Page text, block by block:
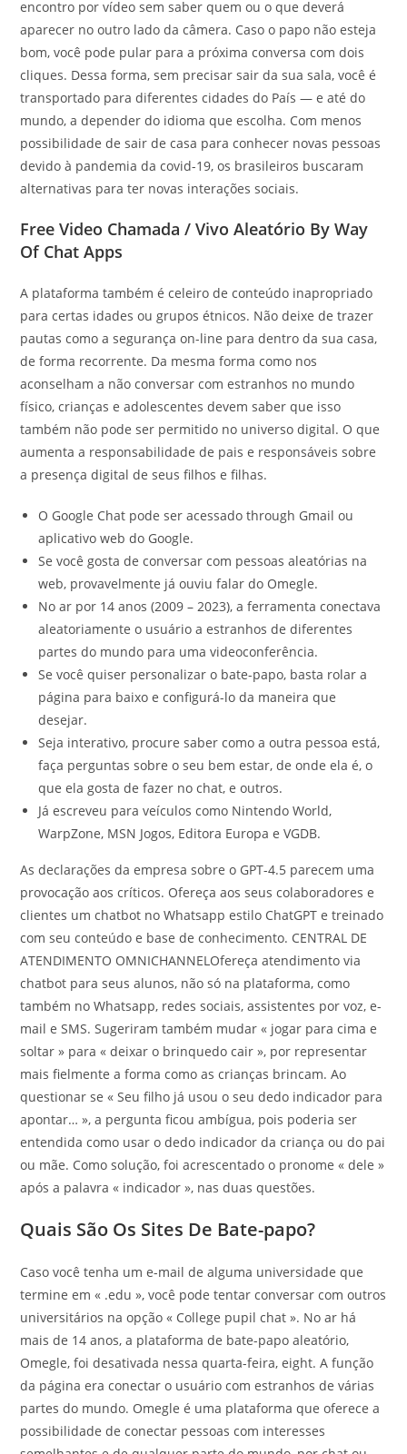
encontro por vídeo sem saber quem ou o que deverá
aparecer no outro lado da câmera. Caso o papo não esteja
bom, você pode pular para a próxima conversa com dois
cliques. Dessa forma, sem precisar sair da sua sala, você é
transportado para diferentes cidades do País — e até do
mundo, a depender do idioma que escolha. Com menos
possibilidade de sair de casa para conhecer novas pessoas
devido à pandemia da covid-19, os brasileiros buscaram
alternativas para ter novas interações sociais.
Free Video Chamada / Vivo Aleatório By Way
Of Chat Apps
A plataforma também é celeiro de conteúdo inapropriado
para certas idades ou grupos étnicos. Não deixe de trazer
pautas como a segurança on-line para dentro da sua casa,
de forma recorrente. Da mesma forma como nos
aconselham a não conversar com estranhos no mundo
físico, crianças e adolescentes devem saber que isso
também não pode ser permitido no universo digital. O que
aumenta a responsabilidade de pais e responsáveis sobre
a presença digital de seus filhos e filhas.
O Google Chat pode ser acessado through Gmail ou
aplicativo web do Google.
Se você gosta de conversar com pessoas aleatórias na
web, provavelmente já ouviu falar do Omegle.
No ar por 14 anos (2009 – 2023), a ferramenta conectava
aleatoriamente o usuário a estranhos de diferentes
partes do mundo para uma videoconferência.
Se você quiser personalizar o bate-papo, basta rolar a
página para baixo e configurá-lo da maneira que
desejar.
Seja interativo, procure saber como a outra pessoa está,
faça perguntas sobre o seu bem estar, de onde ela é, o
que ela gosta de fazer no chat, e outros.
Já escreveu para veículos como Nintendo World,
WarpZone, MSN Jogos, Editora Europa e VGDB.
As declarações da empresa sobre o GPT-4.5 parecem uma
provocação aos críticos. Ofereça aos seus colaboradores e
clientes um chatbot no Whatsapp estilo ChatGPT e treinado
com seu conteúdo e base de conhecimento. CENTRAL DE
ATENDIMENTO OMNICHANNELOfereça atendimento via
chatbot para seus alunos, não só na plataforma, como
também no Whatsapp, redes sociais, assistentes por voz, e-
mail e SMS. Sugeriram também mudar « jogar para cima e
soltar » para « deixar o brinquedo cair », por representar
mais fielmente a forma como as crianças brincam. Ao
questionar se « Seu filho já usou o seu dedo indicador para
apontar… », a pergunta ficou ambígua, pois poderia ser
entendida como usar o dedo indicador da criança ou do pai
ou mãe. Como solução, foi acrescentado o pronome « dele »
após a palavra « indicador », nas duas questões.
Quais São Os Sites De Bate-papo?
Caso você tenha um e-mail de alguma universidade que
termine em « .edu », você pode tentar conversar com outros
universitários na opção « College pupil chat ». No ar há
mais de 14 anos, a plataforma de bate-papo aleatório,
Omegle, foi desativada nessa quarta-feira, eight. A função
da página era conectar o usuário com estranhos de várias
partes do mundo. Omegle é uma plataforma que oferece a
possibilidade de conectar pessoas com interesses